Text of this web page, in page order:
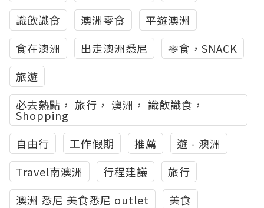
識飲識食
澳洲零食
平遊澳洲
食在澳洲
出走澳洲悉尼
零食，SNACK
旅遊
必去熱點， 旅行， 澳洲， 識飲識食，
Shopping
自由行
工作假期 推薦
遊 - 澳洲
Travel南澳洲
行程建議
旅行
澳洲 悉尼 美食悉尼 outlet
美食